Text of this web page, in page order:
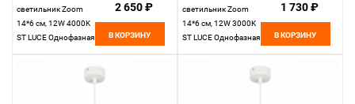
светильник Zoom
14*6 см, 12W 4000K
ST LUCE Однофазная
2 650 ₽
В КОРЗИНУ
светильник Zoom
14*6 см, 12W 3000K
ST LUCE Однофазная
1 730 ₽
В КОРЗИНУ